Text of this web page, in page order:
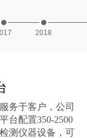
2018
务于客户，公司
台配置350-2500
测仪器设备，可